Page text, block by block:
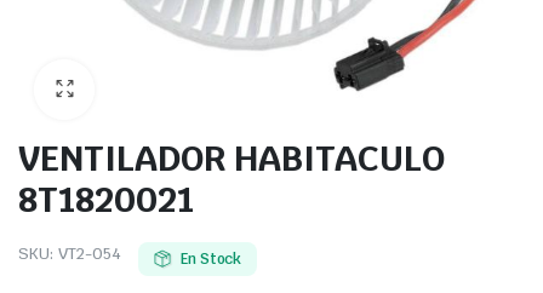
VENTILADOR HABITACULO
8T1820021
SKU: VT2-054 En Stock